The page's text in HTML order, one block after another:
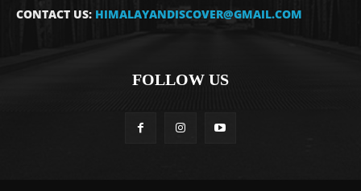
CONTACT US: HIMALAYANDISCOVER@GMAIL.COM
FOLLOW US